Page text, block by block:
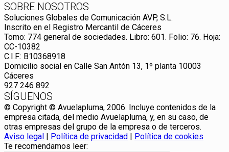
SOBRE NOSOTROS
Soluciones Globales de Comunicación AVP, S.L.
Inscrito en el Registro Mercantil de Cáceres
Tomo: 774 general de sociedades. Libro: 601. Folio: 76. Hoja:
CC-10382
C.I.F.: B10368918
Domicilio social en Calle San Antón 13, 1º planta 10003
Cáceres
927 246 892
SÍGUENOS
© Copyright © Avuelapluma, 2006. Incluye contenidos de la
empresa citada, del medio Avuelapluma, y, en su caso, de
otras empresas del grupo de la empresa o de terceros.
Aviso legal | Política de privacidad | Política de cookies
Te recomendamos leer: